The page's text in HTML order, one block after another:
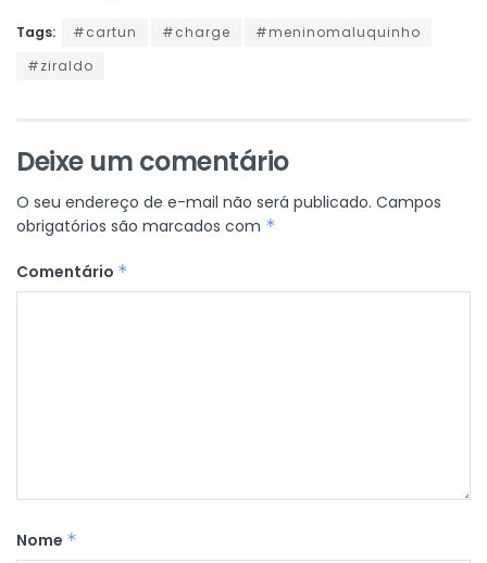
Tags: #cartun #charge
#meninomaluquinho
#ziraldo
Deixe um comentário
O seu endereço de e-mail não será publicado. Campos
obrigatórios são marcados com *
Comentário *
Nome *